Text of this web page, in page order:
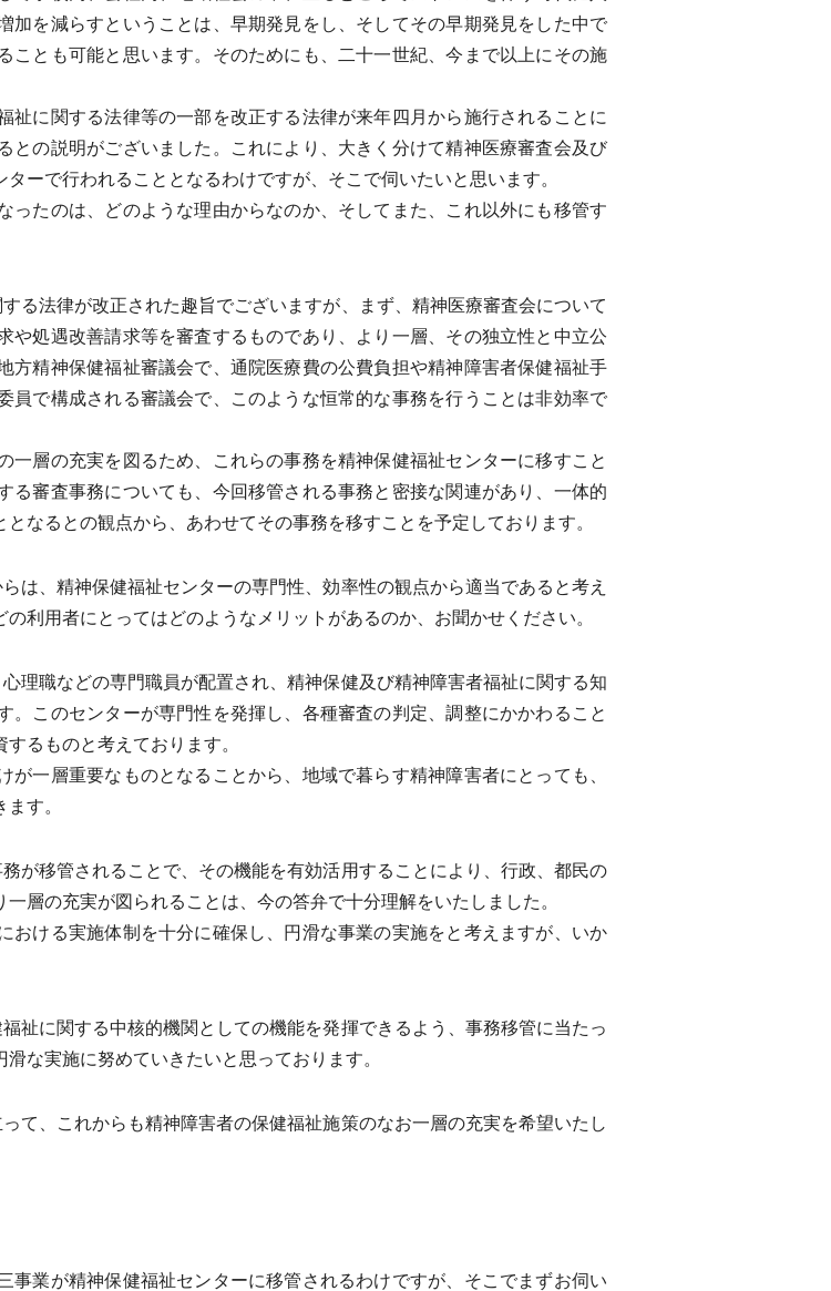
加を減らすということは、早期発見をし、そしてその早期発見をした中で
ことも可能と思います。そのためにも、二十一世紀、今まで以上にその施
に関する法律等の一部を改正する法律が来年四月から施行されることに
との説明がございました。これにより、大きく分けて精神医療審査会及び
ーで行われることとなるわけですが、そこで伺いたいと思います。
たのは、どのような理由からなのか、そしてまた、これ以外にも移管す
法律が改正された趣旨でございますが、まず、精神医療審査会について
や処遇改善請求等を審査するものであり、より一層、その独立性と中立公
方精神保健福祉審議会で、通院医療費の公費負担や精神障害者保健福祉手
員で構成される審議会で、このような恒常的な事務を行うことは非効率で
層の充実を図るため、これらの事務を精神保健福祉センターに移すこと
る審査事務についても、今回移管される事務と密接な関連があり、一体的
なるとの観点から、あわせてその事務を移すことを予定しております。
、精神保健福祉センターの専門性、効率性の観点から適当であると考え
利用者にとってはどのようなメリットがあるのか、お聞かせください。
職などの専門職員が配置され、精神保健及び精神障害者福祉に関する知
このセンターが専門性を発揮し、各種審査の判定、調整にかかわること
るものと考えております。
一層重要なものとなることから、地域で暮らす精神障害者にとっても、
す。
移管されることで、その機能を有効活用することにより、行政、都民の
層の充実が図られることは、今の答弁で十分理解をいたしました。
ける実施体制を十分に確保し、円滑な事業の実施をと考えますが、いか
に関する中核的機関としての機能を発揮できるよう、事務移管に当たっ
な実施に努めていきたいと思っております。
、これからも精神障害者の保健福祉施策のなお一層の充実を希望いたし
業が精神保健福祉センターに移管されるわけですが、そこでまずお伺い